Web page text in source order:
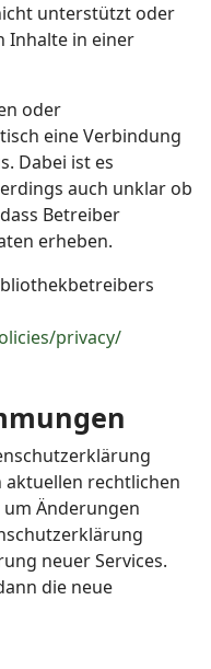
unterstützt oder
Inhalte in einer
oder
eine Verbindung
Dabei ist es
auch unklar ob
Betreiber
erheben.
privacy/
aktuellen rechtlichen
Änderungen
neuer Services.
die neue